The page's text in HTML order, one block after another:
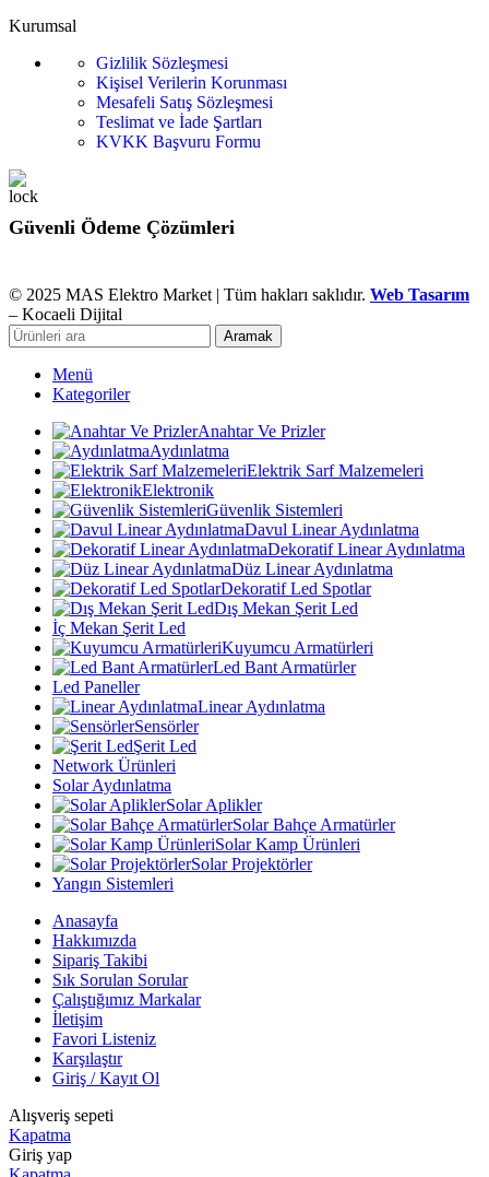
Kurumsal
Gizlilik Sözleşmesi
Kişisel Verilerin Korunması
Mesafeli Satış Sözleşmesi
Teslimat ve İade Şartları
KVKK Başvuru Formu
Güvenli Ödeme Çözümleri
© 2025 MAS Elektro Market | Tüm hakları saklıdır. Web Tasarım
– Kocaeli Dijital
Aramak
Menü
Kategoriler
Anahtar Ve Prizler
Aydınlatma
Elektrik Sarf Malzemeleri
Elektronik
Güvenlik Sistemleri
Davul Linear Aydınlatma
Dekoratif Linear Aydınlatma
Düz Linear Aydınlatma
Dekoratif Led Spotlar
Dış Mekan Şerit Led
İç Mekan Şerit Led
Kuyumcu Armatürleri
Led Bant Armatürler
Led Paneller
Linear Aydınlatma
Sensörler
Şerit Led
Network Ürünleri
Solar Aydınlatma
Solar Aplikler
Solar Bahçe Armatürler
Solar Kamp Ürünleri
Solar Projektörler
Yangın Sistemleri
Anasayfa
Hakkımızda
Sipariş Takibi
Sık Sorulan Sorular
Çalıştığımız Markalar
İletişim
Favori Listeniz
Karşılaştır
Giriş / Kayıt Ol
Alışveriş sepeti
Kapatma
Giriş yap